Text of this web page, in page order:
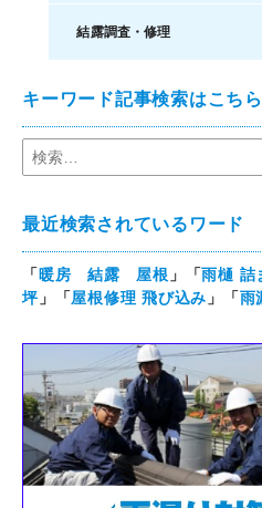
結露調査・修理
キーワード記事検索はこちら
最近検索されているワード
「暖房 結露 屋根 」「雨樋 詰
坪」「屋根修理 飛び込み 」「雨